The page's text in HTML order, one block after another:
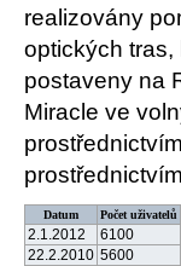
realizovány
optických tras,
postaveny na
Miracle ve
Datum Počet uživatelů
2.1.2012 6100
22.2.2010 5600